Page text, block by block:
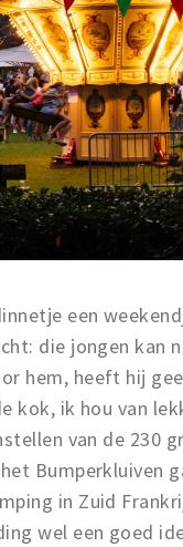
een
die jongen kan
hem, heeft hij
kok, ik hou van
van de 230
Bumperkluiven
in Zuid
wel een goed